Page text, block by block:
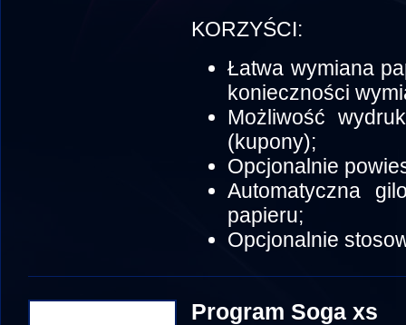
KORZYŚCI:
Łatwa wymiana
konieczności
Możliwość
(kupony);
Opcjonalnie
Automatyczna
papieru;
Opcjonalnie
Program Soga xs